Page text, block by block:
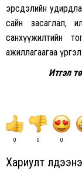
эрсдэлийн
сайн засаглал,
санхүүжилтийн
ажиллагаагаа
Итгэл
0 0 0
Хариулт үлдээнэ үү